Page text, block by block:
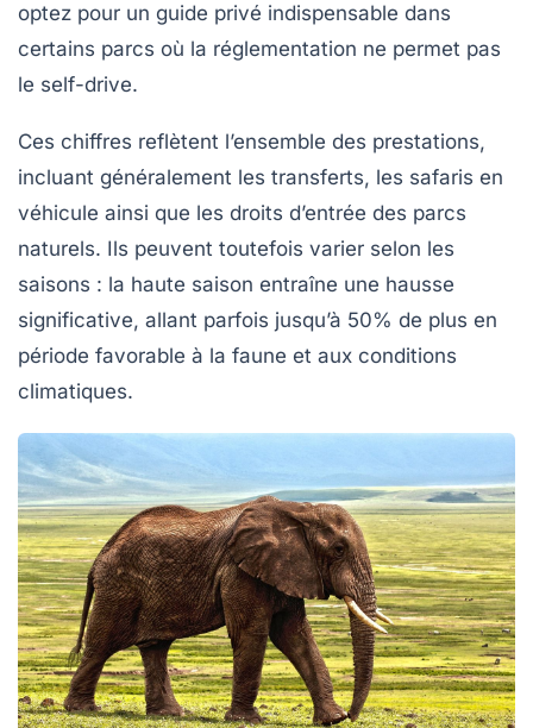
optez pour un guide privé indispensable dans
certains parcs où la réglementation ne permet pas
le self-drive.
Ces chiffres reflètent l’ensemble des prestations,
incluant généralement les transferts, les safaris en
véhicule ainsi que les droits d’entrée des parcs
naturels. Ils peuvent toutefois varier selon les
saisons : la haute saison entraîne une hausse
significative, allant parfois jusqu’à 50% de plus en
période favorable à la faune et aux conditions
climatiques.